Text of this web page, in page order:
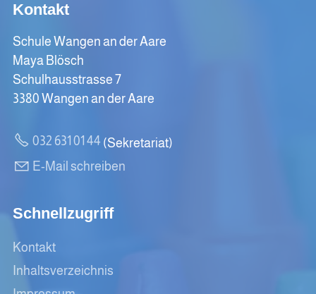
Kontakt
Schule Wangen an der Aare
Maya Blösch
Schulhausstrasse 7
3380 Wangen an der Aare
032 631 01 44 (Sekretariat)
E-Mail schreiben
Schnellzugriff
Kontakt
Inhaltsverzeichnis